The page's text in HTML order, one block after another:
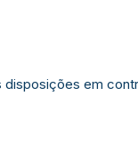
disposições em